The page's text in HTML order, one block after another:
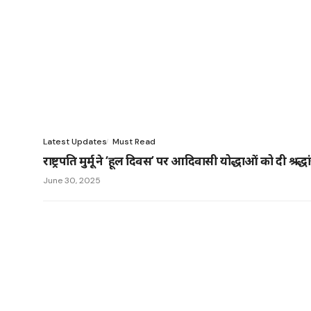
Latest Updates Must Read
राष्ट्रपति मुर्मू ने ‘हूल दिवस’ पर आदिवासी योद्धाओं को दी
June 30, 2025